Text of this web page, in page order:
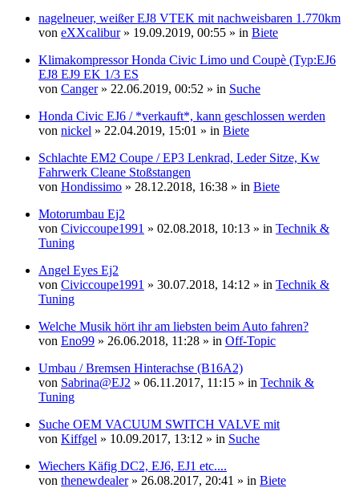
nagelneuer, weißer EJ8 VTEK mit nachweisbaren 1.770km
von eXXcalibur» 19.09.2019, 00:55 » in Biete
Klimakompressor Honda Civic Limo und Coupè (Typ:EJ6
EJ8 EJ9 EK 1/3 ES
von Canger» 22.06.2019, 00:52 » in Suche
Honda Civic EJ6 / *verkauft*, kann geschlossen werden
von nickel » 22.04.2019, 15:01 » in Biete
Schlachte EM2 Coupe / EP3 Lenkrad, Leder Sitze, Kw
Fahrwerk Cleane Stoßstangen
von Hondissimo » 28.12.2018, 16:38 » in Biete
Motorumbau Ej2
von Civiccoupe1991 » 02.08.2018, 10:13 » in Technik &
Tuning
Angel Eyes Ej2
von Civiccoupe1991 » 30.07.2018, 14:12 » in Technik &
Tuning
Welche Musik hört ihr am liebsten beim Auto fahren?
von Eno99 » 26.06.2018, 11:28 » in Off-Topic
Umbau / Bremsen Hinterachse (B16A2)
von Sabrina@EJ2 » 06.11.2017, 11:15 » in Technik &
Tuning
Suche OEM VACUUM SWITCH VALVE mit
von Kiffgel » 10.09.2017, 13:12 » in Suche
Wiechers Käfig DC2, EJ6, EJ1 etc....
von thenewdealer» 26.08.2017, 20:41 » in Biete